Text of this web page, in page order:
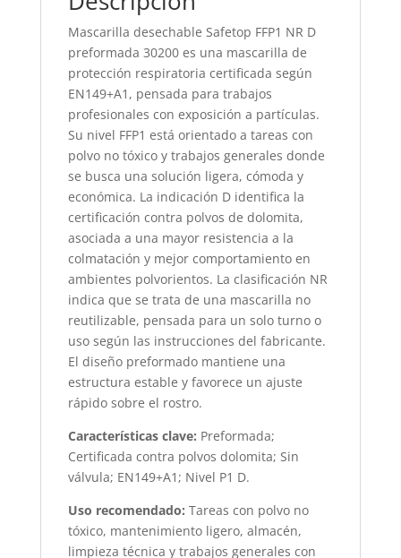
Mascarilla desechable Safetop FFP1 NR D
preformada 30200 es una mascarilla de
protección respiratoria certificada según
EN149+A1, pensada para trabajos
profesionales con exposición a partículas.
Su nivel FFP1 está orientado a tareas con
polvo no tóxico y trabajos generales donde
se busca una solución ligera, cómoda y
económica. La indicación D identifica la
certificación contra polvos de dolomita,
asociada a una mayor resistencia a la
colmatación y mejor comportamiento en
ambientes polvorientos. La clasificación NR
indica que se trata de una mascarilla no
reutilizable, pensada para un solo turno o
uso según las instrucciones del fabricante.
El diseño preformado mantiene una
estructura estable y favorece un ajuste
rápido sobre el rostro.
Características clave: Preformada;
Certificada contra polvos dolomita; Sin
válvula; EN149+A1; Nivel P1 D.
Uso recomendado: Tareas con polvo no
tóxico, mantenimiento ligero, almacén,
limpieza técnica y trabajos generales con